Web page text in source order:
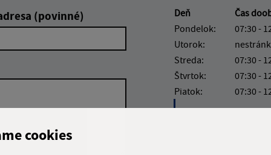
cookies
(povinné) Deň Čas
Pondelok:
07:30 -
Utorok:
Streda:
07:30 -
Štvrtok:
07:30 -
Piatok:
07:30 -